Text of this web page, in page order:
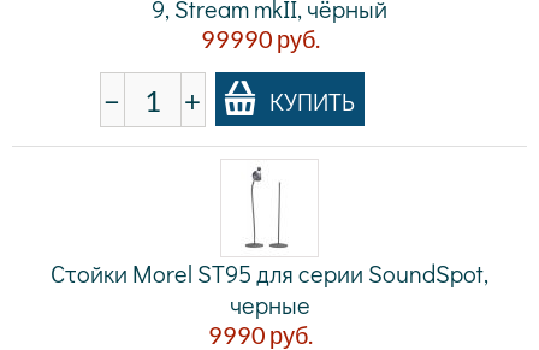
9, Stream mkII, чёрный
99990 руб.
− + КУПИТЬ
Стойки Morel ST95 для серии SoundSpot,
черные
9990 руб.